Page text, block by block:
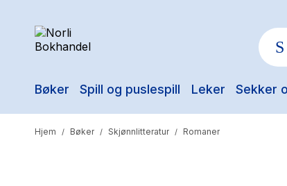
Bøker Spill og puslespill Leker Sekker
Hjem / Bøker / Skjønnlitteratur / Romaner